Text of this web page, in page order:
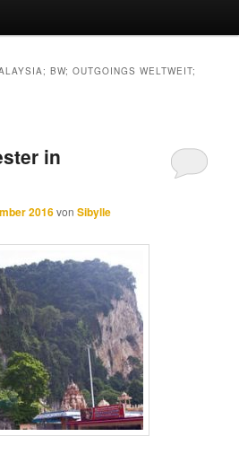
BW; OUTGOINGS WELTWEIT;
in
2016vonSibylle